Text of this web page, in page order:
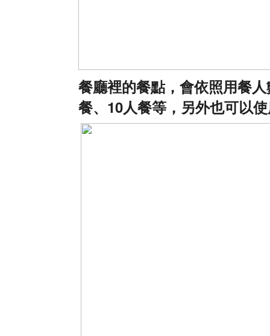
餐廳裡的餐點，會依照用餐
餐、 10人餐等，另外也可以